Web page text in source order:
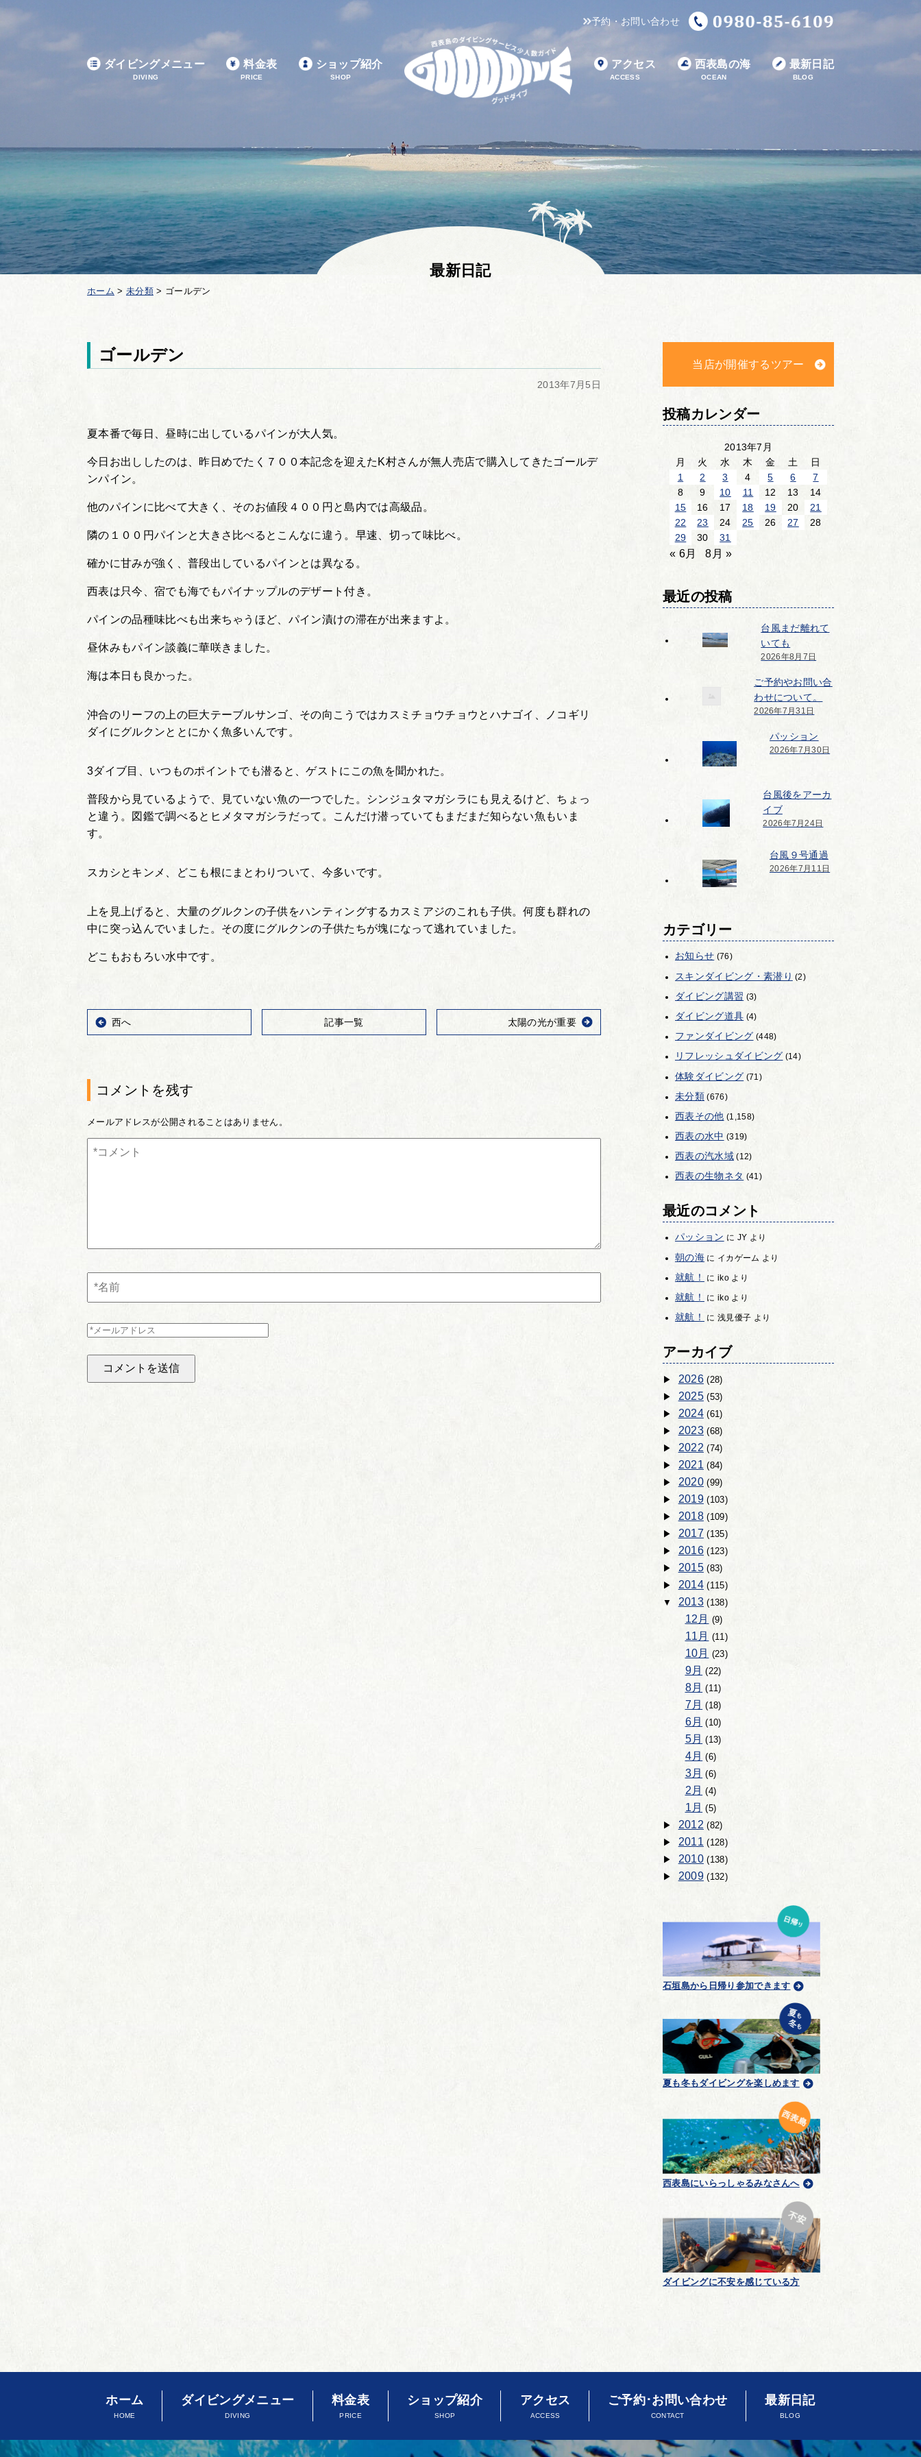
予約・お問い合わせ
ダイビングメニュー
DIVING
料金表
PRICE
ショップ紹介
SHOP
アクセス
ACCESS
西表島の海
OCEAN
最新日記
BLOG
最新日記
ホーム > 未分類> ゴールデン
ゴールデン
2013年7月5日
夏本番で毎日、昼時に出しているパインが大人気。
今日お出ししたのは、昨日めでたく７００本記念を迎えたK村さんが無人売店で購入してきたゴールデ
ンパイン。
他のパインに比べて大きく、そのお値段４００円と島内では高級品。
隣の１００円パインと大きさ比べるとこんなに違う。早速、切って味比べ。
確かに甘みが強く、普段出しているパインとは異なる。
西表は只今、宿でも海でもパイナップルのデザート付き。
パインの品種味比べも出来ちゃうほど、パイン漬けの滞在が出来ますよ。
昼休みもパイン談義に華咲きました。
海は本日も良かった。
沖合のリーフの上の巨大テーブルサンゴ、その向こうではカスミチョウチョウとハナゴイ、ノコギリ
ダイにグルクンととにかく魚多いんです。
3ダイブ目、いつものポイントでも潜ると、ゲストにこの魚を聞かれた。
普段から見ているようで、見ていない魚の一つでした。シンジュタマガシラにも見えるけど、ちょっ
と違う。図鑑で調べるとヒメタマガシラだって。こんだけ潜っていてもまだまだ知らない魚もいま
す。
スカシとキンメ、どこも根にまとわりついて、今多いです。
上を見上げると、大量のグルクンの子供をハンティングするカスミアジのこれも子供。何度も群れの
中に突っ込んでいました。その度にグルクンの子供たちが塊になって逃れていました。
どこもおもろい水中です。
西へ 記事一覧 太陽の光が重要
コメントを残す
メールアドレスが公開されることはありません。
当店が開催するツアー
投稿カレンダー
2013年7月
月
火 水 木 金 土
日
1
2 3 4 5 6
7
8
9 10 11 12 13
14
15
16 17 18 19 20
21
22
23 24 25 26 27
28
29
30 31
« 6月 8月 »
最近の投稿
台風まだ離れて
いても
2026年8月7日
ご予約やお問い合
わせについて。
2026年7月31日
パッション
2026年7月30日
台風後をアーカ
イブ
2026年7月24日
台風９号通過
2026年7月11日
カテゴリー
お知らせ (76)
スキンダイビング・素潜り (2)
ダイビング講習 (3)
ダイビング道具 (4)
ファンダイビング (448)
リフレッシュダイビング (14)
体験ダイビング (71)
未分類(676)
西表その他 (1,158)
西表の水中 (319)
西表の汽水域(12)
西表の生物ネタ (41)
最近のコメント
パッション に JY より
朝の海に イカゲーム より
就航！ に ikoより
就航！ に ikoより
就航！ に 浅見優子 より
アーカイブ
2026(28)
2025(53)
2024(61)
2023(68)
2022 (74)
2021(84)
2020(99)
2019(103)
2018(109)
2017 (135)
2016(123)
2015(83)
2014(115)
2013(138)
12月 (9)
11月 (11)
10月 (23)
9月 (22)
8月 (11)
7月 (18)
6月 (10)
5月 (13)
4月 (6)
3月 (6)
2月 (4)
1月 (5)
2012(82)
2011(128)
2010(138)
2009(132)
石垣島から日帰り参加できます
夏も冬もダイビングを楽しめます
西表島にいらっしゃるみなさんへ
ダイビングに不安を感じている方
ホーム
HOME
ダイビングメニュー
DIVING
料金表
PRICE
ショップ紹介
SHOP
アクセス
ACCESS
ご予約･お問い合わせ
CONTACT
最新日記
BLOG